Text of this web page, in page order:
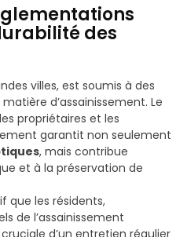
des
villes, est soumis à des
d’assainissement. Le
propriétaires et les
garantit non seulement
, mais contribue
et à la préservation de
que les résidents,
de l’assainissement